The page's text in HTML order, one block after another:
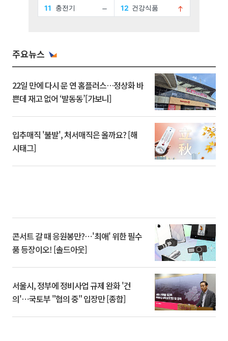
주요뉴스
22일 만에 다시 문 연 홈플러스…정상화 바
쁜데 재고 없어 ‘발동동’[가보니]
입추매직 '불발', 처서매직은 올까요? [해
시태그]
콘서트 갈 때 응원봉만?⋯'최애' 위한 필수
품 등장이오! [솔드아웃]
서울시, 정부에 정비사업 규제 완화 '건
의'⋯국토부 "협의 중" 입장만 [종합]